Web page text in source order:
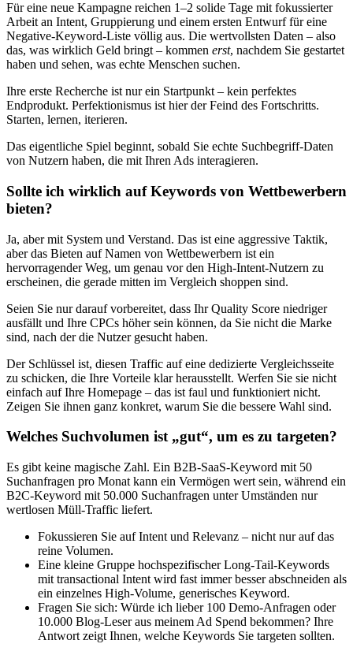
Für eine neue Kampagne reichen 1–2 solide Tage mit fokussierter
Arbeit an Intent, Gruppierung und einem ersten Entwurf für eine
Negative-Keyword-Liste völlig aus. Die wertvollsten Daten – also
das, was wirklich Geld bringt – kommen erst, nachdem Sie gestartet
haben und sehen, was echte Menschen suchen.
Ihre erste Recherche ist nur ein Startpunkt – kein perfektes
Endprodukt. Perfektionismus ist hier der Feind des Fortschritts.
Starten, lernen, iterieren.
Das eigentliche Spiel beginnt, sobald Sie echte Suchbegriff-Daten
von Nutzern haben, die mit Ihren Ads interagieren.
Sollte ich wirklich auf Keywords von Wettbewerbern
bieten?
Ja, aber mit System und Verstand. Das ist eine aggressive Taktik,
aber das Bieten auf Namen von Wettbewerbern ist ein
hervorragender Weg, um genau vor den High-Intent-Nutzern zu
erscheinen, die gerade mitten im Vergleich shoppen sind.
Seien Sie nur darauf vorbereitet, dass Ihr Quality Score niedriger
ausfällt und Ihre CPCs höher sein können, da Sie nicht die Marke
sind, nach der die Nutzer gesucht haben.
Der Schlüssel ist, diesen Traffic auf eine dedizierte Vergleichsseite
zu schicken, die Ihre Vorteile klar herausstellt. Werfen Sie sie nicht
einfach auf Ihre Homepage – das ist faul und funktioniert nicht.
Zeigen Sie ihnen ganz konkret, warum Sie die bessere Wahl sind.
Welches Suchvolumen ist „gut“, um es zu targeten?
Es gibt keine magische Zahl. Ein B2B-SaaS-Keyword mit 50
Suchanfragen pro Monat kann ein Vermögen wert sein, während ein
B2C-Keyword mit 50.000 Suchanfragen unter Umständen nur
wertlosen Müll-Traffic liefert.
Fokussieren Sie auf Intent und Relevanz – nicht nur auf das
reine Volumen.
Eine kleine Gruppe hochspezifischer Long-Tail-Keywords
mit transactional Intent wird fast immer besser abschneiden als
ein einzelnes High-Volume, generisches Keyword.
Fragen Sie sich: Würde ich lieber 100 Demo-Anfragen oder
10.000 Blog-Leser aus meinem Ad Spend bekommen? Ihre
Antwort zeigt Ihnen, welche Keywords Sie targeten sollten.